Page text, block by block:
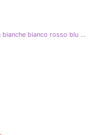
Sneakers in pelle Filippo DP1414 / 22 Wh bianche bianco rosso blu navy